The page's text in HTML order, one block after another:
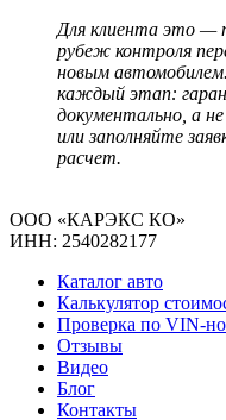
Для клиента это —
рубеж контроля
новым автомобилем.
каждый этап:
документально, а
или заполняйте
расчет.
ООО «КАРЭКС КО»
ИНН: 2540282177
Каталог авто
Калькулятор
Проверка по VIN-
Отзывы
Видео
Блог
Контакты